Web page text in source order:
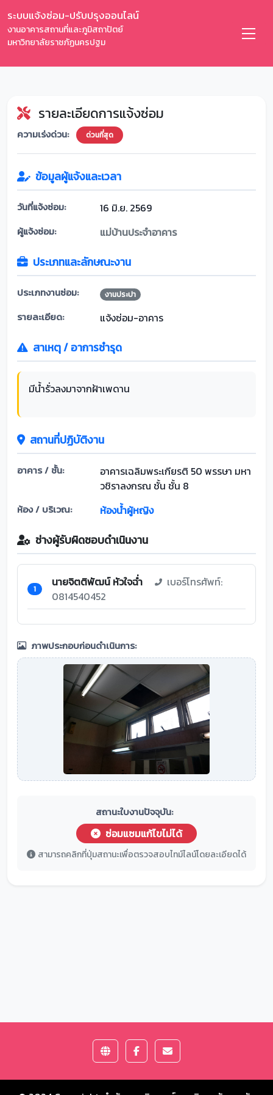
ระบบแจ้งซ่อม-ปรับปรุงออนไลน์
งานอาคารสถานที่และภูมิสถาปัตย์
มหาวิทยาลัยราชภัฏนครปฐม
รายละเอียดการแจ้งซ่อม
ความเร่งด่วน: ด่วนที่สุด
ข้อมูลผู้แจ้งและเวลา
วันที่แจ้งซ่อม: 16 มิ.ย. 2569
ผู้แจ้งซ่อม: แม่บ้านประจำอาคาร
ประเภทและลักษณะงาน
ประเภทงานซ่อม: งานประปา
รายละเอียด: แจ้งซ่อม-อาคาร
สาเหตุ / อาการชำรุด
มีน้ำรั่วลงมาจากฝ้าเพดาน
สถานที่ปฏิบัติงาน
อาคาร / ชั้น:
อาคารเฉลิมพระเกียรติ 50 พรรษา มหา
วชิราลงกรณ ชั้น ชั้น 8
ห้อง / บริเวณ: ห้องน้ำผู้หญิง
ช่างผู้รับผิดชอบดำเนินงาน
1 นายจิตติพัฒน์ หัวใจฉ่ำ
เบอร์โทรศัพท์:
0814540452
ภาพประกอบก่อนดำเนินการ:
สถานะใบงานปัจจุบัน:
ซ่อมแซมแก้ไขไม่ได้
สามารถคลิกที่ปุ่มสถานะเพื่อตรวจสอบไทม์ไลน์โดยละเอียดได้